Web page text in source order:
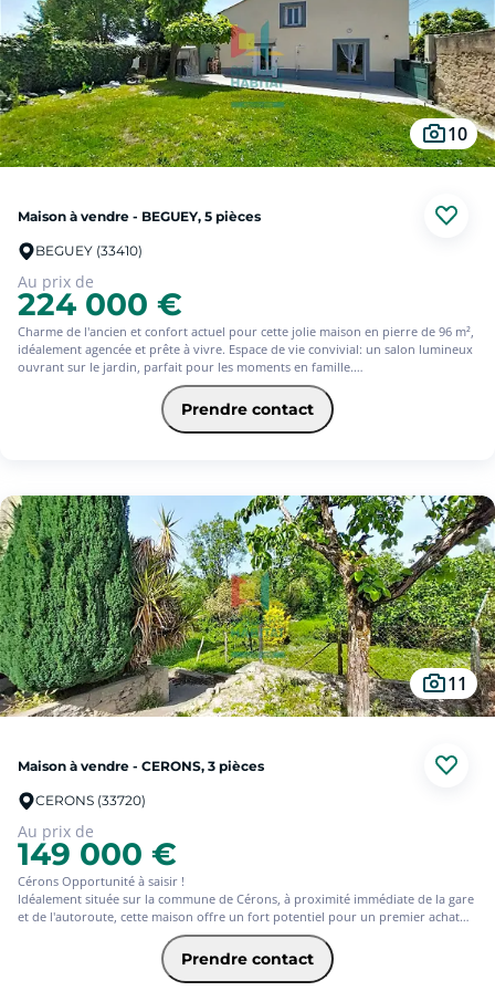
pas venez la visiter vous serez séduit !
10
Maison à vendre - BEGUEY, 5 pièces
BEGUEY (33410)
Au prix de
224 000 €
Charme de l'ancien et confort actuel pour cette jolie maison en pierre de 96 m²,
idéalement agencée et prête à vivre. Espace de vie convivial: un salon lumineux
ouvrant sur le jardin, parfait pour les moments en famille.
Cuisine fonctionnelle: agréable et pratique, pensée pour le quotidien.
Nuit et intimité: 4 chambres confortables pour accueillir toute la famille ou un
espace bureau. Salle d'eau moderne: propre et bien entretenue.
Confort thermique économique: pompe à chaleur + poêle à granulés pour des
Vous cherchez une maison alliant charme, fonctionnalité et économies
d'énergie ? Venez la découvrir et laissez-vous séduire. Photos et informations
complémentaires sur demande. (6.50 % d'honoraires TTC à la charge de
l'acquéreur.)
Prendre contact
11
Maison à vendre - CERONS, 3 pièces
CERONS (33720)
Au prix de
149 000 €
Cérons Opportunité à saisir !
Idéalement située sur la commune de Cérons, à proximité immédiate de la gare
et de l'autoroute, cette maison offre un fort potentiel pour un premier achat
ou un investissement. Elle se compose d'une agréable pièce de vie lumineuse
avec cuisine ouverte sur le salon, parfaite pour des moments de convivialité.
L'espace nuit comprend 2 chambres, offrant confort et fonctionnalité. Un
garage vient compléter ce bien, ainsi qu'un beau jardin, idéal pour profiter des
Prendre contact